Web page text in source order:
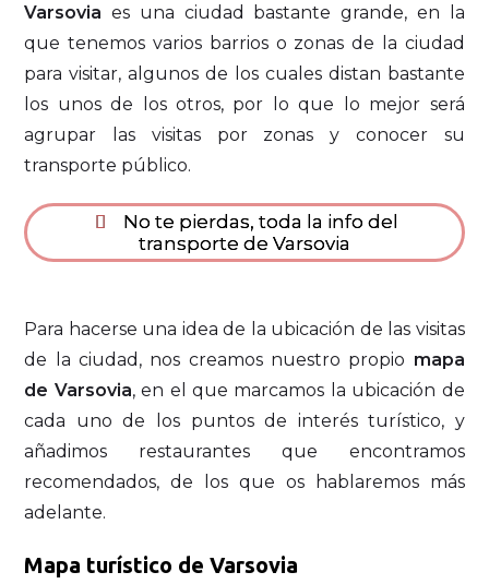
Varsovia es una ciudad bastante grande, en la
que tenemos varios barrios o zonas de la ciudad
para visitar, algunos de los cuales distan bastante
los unos de los otros, por lo que lo mejor será
agrupar las visitas por zonas y conocer su
transporte público.
No te pierdas, toda la info del
transporte de Varsovia
Para hacerse una idea de la ubicación de las visitas
de la ciudad, nos creamos nuestro propio mapa
de Varsovia, en el que marcamos la ubicación de
cada uno de los puntos de interés turístico, y
añadimos restaurantes que encontramos
recomendados, de los que os hablaremos más
adelante.
Mapa turístico de Varsovia